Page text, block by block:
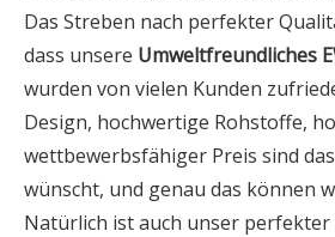
Das Streben nach perfekter
dass unsere Umweltfreundliches
wurden von vielen Kunden
Design, hochwertige Rohstoffe,
wettbewerbsfähiger Preis sind
wünscht, und genau das können
Natürlich ist auch unser perfekter